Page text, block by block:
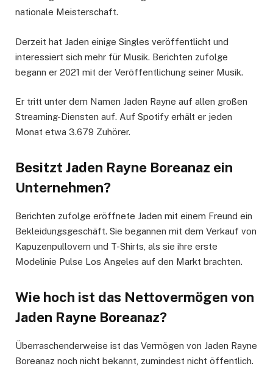
nationale Meisterschaft.
Derzeit hat Jaden einige Singles veröffentlicht und
interessiert sich mehr für Musik. Berichten zufolge
begann er 2021 mit der Veröffentlichung seiner Musik.
Er tritt unter dem Namen Jaden Rayne auf allen großen
Streaming-Diensten auf. Auf Spotify erhält er jeden
Monat etwa 3.679 Zuhörer.
Besitzt Jaden Rayne Boreanaz ein
Unternehmen?
Berichten zufolge eröffnete Jaden mit einem Freund ein
Bekleidungsgeschäft. Sie begannen mit dem Verkauf von
Kapuzenpullovern und T-Shirts, als sie ihre erste
Modelinie Pulse Los Angeles auf den Markt brachten.
Wie hoch ist das Nettovermögen von
Jaden Rayne Boreanaz?
Überraschenderweise ist das Vermögen von Jaden Rayne
Boreanaz noch nicht bekannt, zumindest nicht öffentlich.